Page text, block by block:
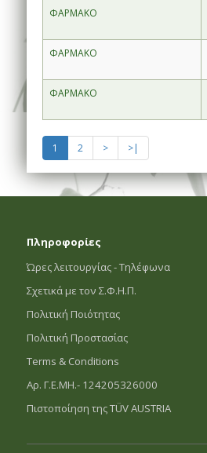
ΦΑΡΜΑΚΟ
ΦΑΡΜΑΚΟ
ΦΑΡΜΑΚΟ
1 2 > >|
Πληροφορίες
Ώρες λειτουργίας - Τηλέφωνα
Σχετικά με τον Σ.Φ.Η.Π.
Πολιτική Ποιότητας
Πολιτική Προστασίας
Terms & Conditions
Αρ. Γ.Ε.ΜΗ.- 124205326000
Πιστοποίηση της TÜV AUSTRIA